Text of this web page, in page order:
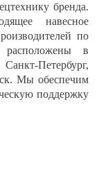
бренда.
навесное
по
в
Петербург,
Мы обеспечим
поддержку